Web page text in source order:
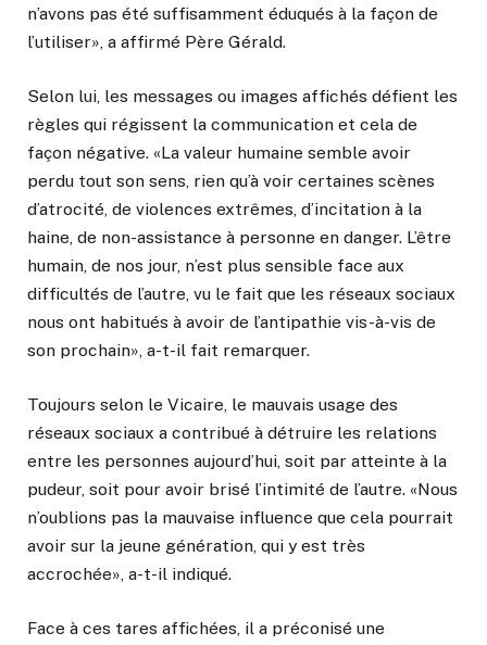
n’avons pas été suffisamment éduqués à la façon de
l’utiliser», a affirmé Père Gérald.
Selon lui, les messages ou images affichés défient les
règles qui régissent la communication et cela de
façon négative. «La valeur humaine semble avoir
perdu tout son sens, rien qu’à voir certaines scènes
d’atrocité, de violences extrêmes, d’incitation à la
haine, de non-assistance à personne en danger. L’être
humain, de nos jour, n’est plus sensible face aux
difficultés de l’autre, vu le fait que les réseaux sociaux
nous ont habitués à avoir de l’antipathie vis-à-vis de
son prochain», a-t-il fait remarquer.
Toujours selon le Vicaire, le mauvais usage des
réseaux sociaux a contribué à détruire les relations
entre les personnes aujourd’hui, soit par atteinte à la
pudeur, soit pour avoir brisé l’intimité de l’autre. «Nous
n’oublions pas la mauvaise influence que cela pourrait
avoir sur la jeune génération, qui y est très
accrochée», a-t-il indiqué.
Face à ces tares affichées, il a préconisé une